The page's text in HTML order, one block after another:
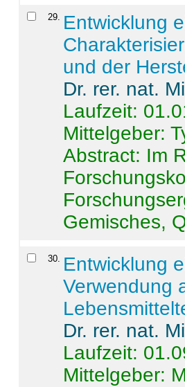
29. Entwicklung
und der
Dr. rer. nat.
Laufzeit:
Mittelgeber:
Abstract: Im
Gemisches,
30. Entwicklung
Verwendung
Dr. rer. nat.
Laufzeit:
Mittelgeber: